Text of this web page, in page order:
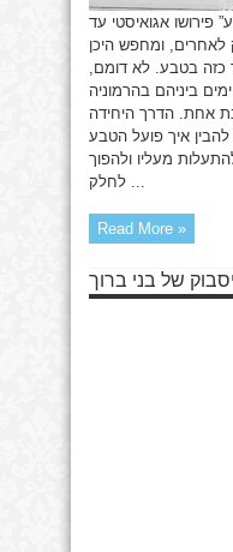
פירושו אגואיסטי עד
לאחרים, ומחפש היכן
כזה בטבע. לא דומם,
ביניהם בהרמוניה
אחת. הדרך היחידה
איך פועל הטבע
מעליו ולהפוך
לחלק ...
Read More »
של בני ברוך